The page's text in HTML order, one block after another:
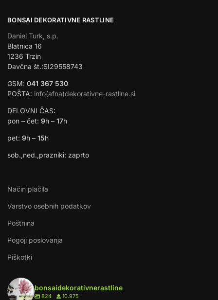
BONSAI DEKORATIVNE RASTLINE
Daniel Turk, s.p.
Blatnica 16
1236 Trzin
Davčna št.:SI29558743
GSM: 041 367 530
POŠTA: info(afna)dekorativne-rastline.si
DELOVNI ČAS:
pon – čet: 9h – 17h
pet: 9h – 15h
sob.,ned.,prazniki: zaprto
Način plačila
Varstvo osebnih podatkov
Poštnina
Pogoji poslovanja
Piškotki
bonsaidekorativnerastline
824 10.975